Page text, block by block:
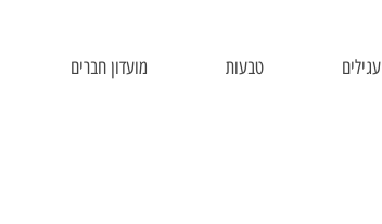
עגילים טבעות מועדון חברים